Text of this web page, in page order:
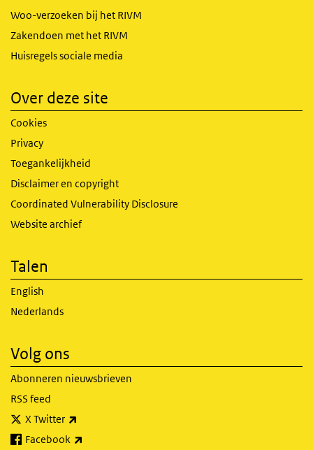
Woo-verzoeken bij het RIVM
Zakendoen met het RIVM
Huisregels sociale media
Over deze site
Cookies
Privacy
Toegankelijkheid
Disclaimer en copyright
Coordinated Vulnerability Disclosure
Website archief
Talen
English
Nederlands
Volg ons
Abonneren nieuwsbrieven
RSS feed
X Twitter
Facebook